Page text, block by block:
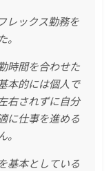
レックス勤務を
。
時間を合わせた
本的には個人で
右されずに自分
に仕事を進める
。
基本としている